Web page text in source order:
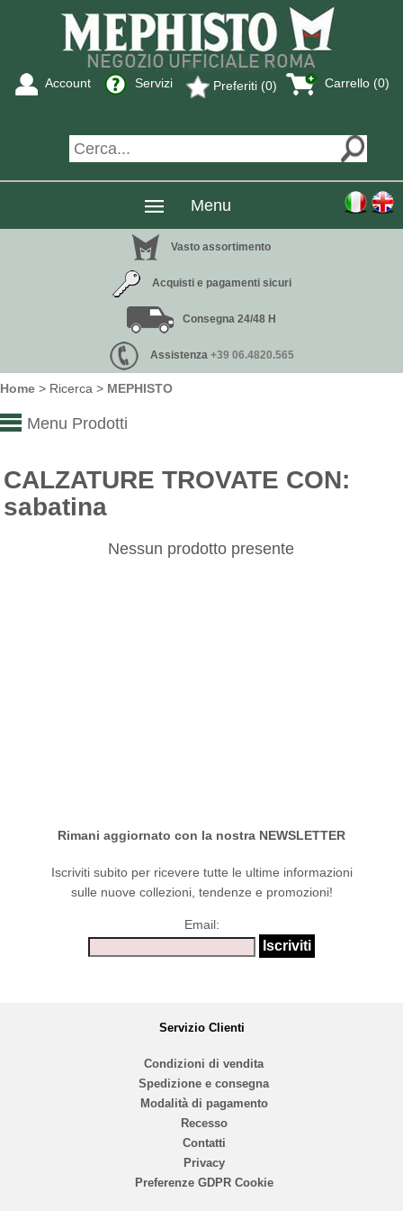
Carrello (0)
Preferiti (0)
Servizi
Account
Menu
Vasto assortimento
Acquisti e pagamenti sicuri
Consegna 24/48 H
Assistenza +39 06.4820.565
Home > Ricerca > MEPHISTO
Menu Prodotti
CALZATURE TROVATE CON:
sabatina
Nessun prodotto presente
Rimani aggiornato con la nostra NEWSLETTER
Iscriviti subito per ricevere tutte le ultime informazioni
sulle nuove collezioni, tendenze e promozioni!
Email:
Servizio Clienti
Condizioni di vendita
Spedizione e consegna
Modalità di pagamento
Recesso
Contatti
Privacy
Preferenze GDPR Cookie